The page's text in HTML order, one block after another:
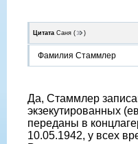
Цитата Саня ( )
Фамилия Стаммлер
Да, Стаммлер
экзекутированных
переданы в
10.05.1942, у всех